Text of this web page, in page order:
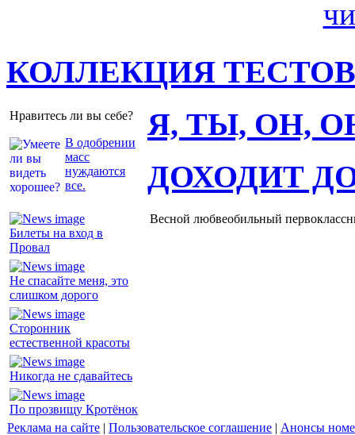
КОЛЛЕКЦИЯ ТЕСТОВ
Нравитесь ли вы себе?
В одобрении
масс
нуждаются
все.
Я, ТЫ, ОН,
Билеты на вход в
Провал
Не спасайте меня, это
слишком дорого
Сторонник
естественной красоты
Никогда не сдавайтесь
По прозвищу Кротёнок
ДОХОДИТ
Весной любвеобильный
Реклама на сайте | Пользовательское соглашение | Анонсы